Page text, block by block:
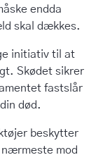
endda
skal dækkes.
initiativ til at
Skødet sikrer
fastslår
død.
beskytter
nærmeste mod